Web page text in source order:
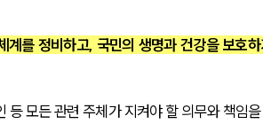
를 정비하고, 국민의 생명과 건강을 보호
모든 관련 주체가 지켜야 할 의무와 책임